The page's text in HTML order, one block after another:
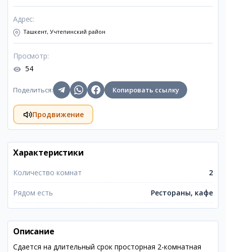
Адрес:
Ташкент, Учтепинский район
Просмотр:
54
Поделиться: Копировать ссылку
Продвижение
Характеристики
Количество комнат 2
Рядом есть Рестораны, кафе
Описание
Сдается на длительный срок просторная 2-комнатная